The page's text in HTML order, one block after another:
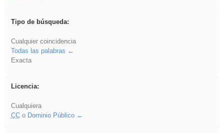
Tipo de búsqueda:
Cualquier coincidencia
Todas las palabras
Exacta
Licencia:
Cualquiera
CCo Dominio Público